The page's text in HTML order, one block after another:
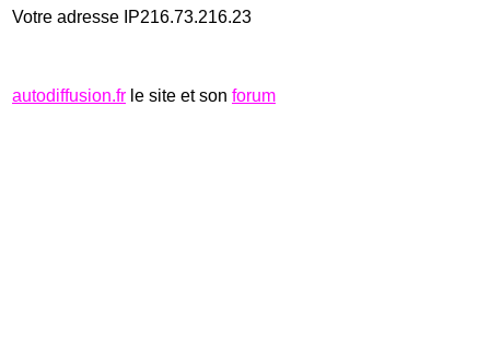
Votre adresse IP216.73.216.23
autodiffusion.fr le site et son forum